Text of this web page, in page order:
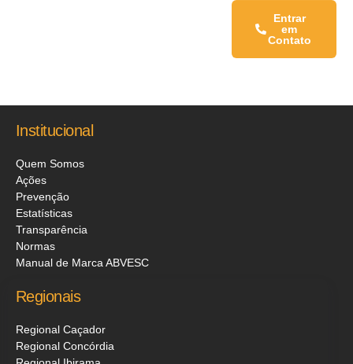
Entrar
em
Contato
Institucional
Quem Somos
Ações
Prevenção
Estatísticas
Transparência
Normas
Manual de Marca ABVESC
Regionais
Regional Caçador
Regional Concórdia